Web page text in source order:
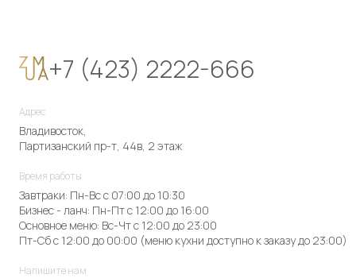
+7 (423) 2222-666
Адрес
Владивосток,
Партизанский пр-т, 44в, 2 этаж
Время работы
Завтраки: Пн-Вс с 07:00 до 10:30
Бизнес - ланч: Пн-Пт с 12:00 до 16:00
Основное меню: Вс-Чт с 12:00 до 23:00
Пт-Сб с 12:00 до 00:00 (меню кухни доступно к заказу до 23:00)
Напишите нам